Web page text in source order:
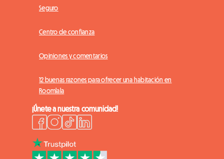
Seguro
Centro de confianza
Opiniones y comentarios
12 buenas razones para ofrecer una habitación en
Roomlala
¡Únete a nuestra comunidad!